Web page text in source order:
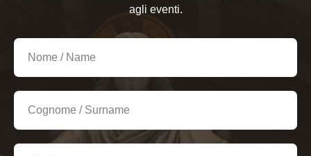
agli eventi.